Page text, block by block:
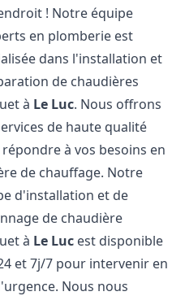
! Notre équipe
en plomberie est
dans l'installation et
de chaudières
à Le Luc. Nous offrons
de haute qualité
à vos besoins en
de chauffage. Notre
d'installation et de
de chaudière
à Le Luc est disponible
et 7j/7 pour intervenir en
Nous nous